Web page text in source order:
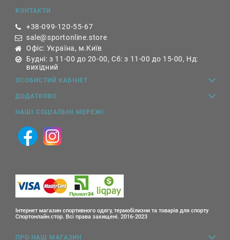
КОНТАКТИ
+38-099-120-55-67
sale@sportonline.store
Офіс: Україна, м.Київ
Будні: з 11-00 до 20-00, Сб: з 11-00 до 15-00, Нд:
вихідний
ОСОБИСТИЙ КАБІНЕТ
ДОДАТКОВО
НАШІ СОЦІАЛЬНІ МЕРЕЖІ
Інтернет магазин спортивного одягу, термобілизни та товарів для спорту
Спортонлайн.стор. Всі права захищені. 2016-2023
ПРО НАШ МАГАЗИН